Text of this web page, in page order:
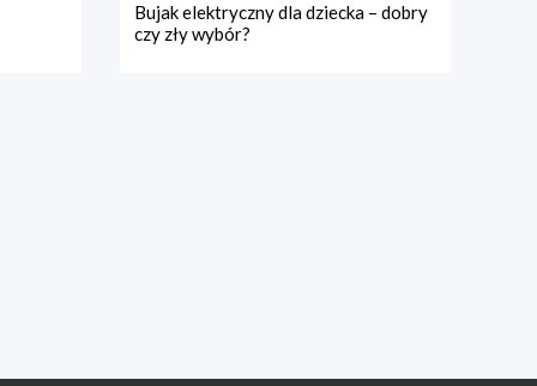
Bujak elektryczny dla dziecka – dobry
czy zły wybór?